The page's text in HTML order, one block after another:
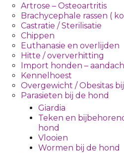
Artrose – Osteoartritis
Brachycephale rassen (
Castratie / Sterilisatie
Chippen
Euthanasie en overlijden
Hitte / oververhitting
Import honden –
Kennelhoest
Overgewicht / Obesitas
Parasieten bij de hond
Giardia
Teken en
hond
Vlooien
Wormen bij de hond